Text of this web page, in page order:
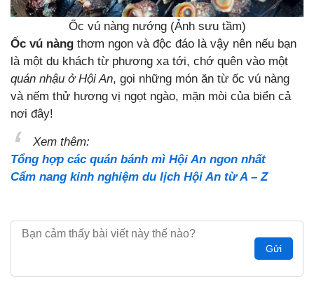
Ốc vú nàng nướng (Ảnh sưu tầm)
Ốc vú nàng thơm ngon và độc đáo là vậy nên nếu bạn
là một du khách từ phương xa tới, chớ quên vào một
quán nhậu ở Hội An, gọi những món ăn từ ốc vú nàng
và nếm thử hương vị ngọt ngào, mặn mòi của biển cả
nơi đây!
Xem thêm:
Tổng hợp các quán bánh mì Hội An ngon nhất
Cẩm nang kinh nghiệm du lịch Hội An từ A – Z
Gửi